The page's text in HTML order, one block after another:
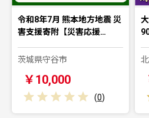
令和8年7月 熊本地方地震 災
害支援寄附【災害応援…
茨城県守谷市
￥10,000
(0)